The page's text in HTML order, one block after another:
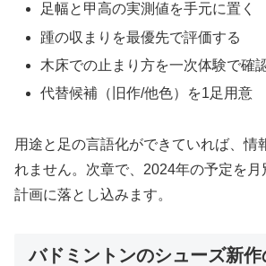
足幅と甲高の実測値を手元に置く
踵の収まりを最優先で評価する
木床での止まり方を一次体験で確
代替候補（旧作/他色）を1足用意
用途と足の言語化ができていれば、情
れません。次章で、2024年の予定を
計画に落とし込みます。
バドミントンのシューズ新